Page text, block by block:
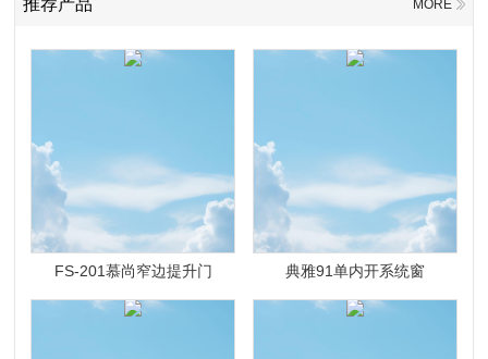
推荐产品 MORE
FS-201慕尚窄边提升门 典雅91单内开系统窗